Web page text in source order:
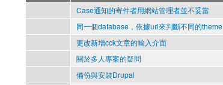
Case通知的寄件者用網站管理者並不妥當
同一個database，依據url來判斷不同的theme
更改新增cck文章的輸入介面
關於多人專案的疑問
備份與安裝Drupal